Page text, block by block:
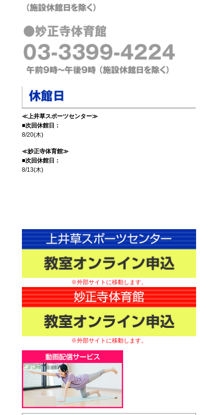
≪上井草スポーツセンター≫
■次回休館日：
8/20(木)
≪妙正寺体育館≫
■次回休館日：
8/13(木)
※外部サイトに移動します。
※外部サイトに移動します。